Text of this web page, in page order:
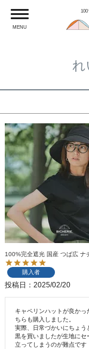
MENU
HOME れいさんのレビ
100%完全遮光 国産 つば広 ナ
購入者
投稿日 2025/02/20
キャペリンハットが良か
ちらも購入しました。
実際、日常づかいにちょう
黒を買いましたが生地にセ
立ってしまうのが難点です